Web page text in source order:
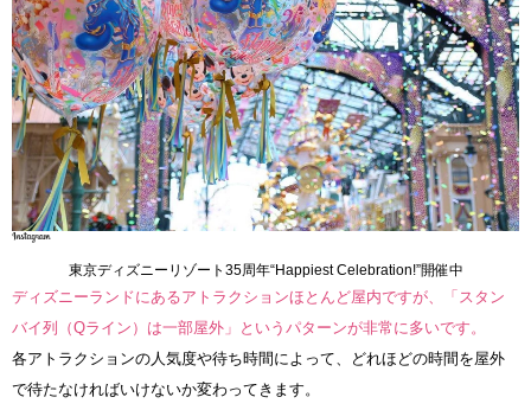
東京ディズニーリゾート35周年“Happiest Celebration!”開催中
ディズニーランドにあるアトラクションほとんど屋内ですが、「スタン
バイ列（Qライン）は一部屋外」というパターンが非常に多いです。
各アトラクションの人気度や待ち時間によって、どれほどの時間を屋外
で待たなければいけないか変わってきます。